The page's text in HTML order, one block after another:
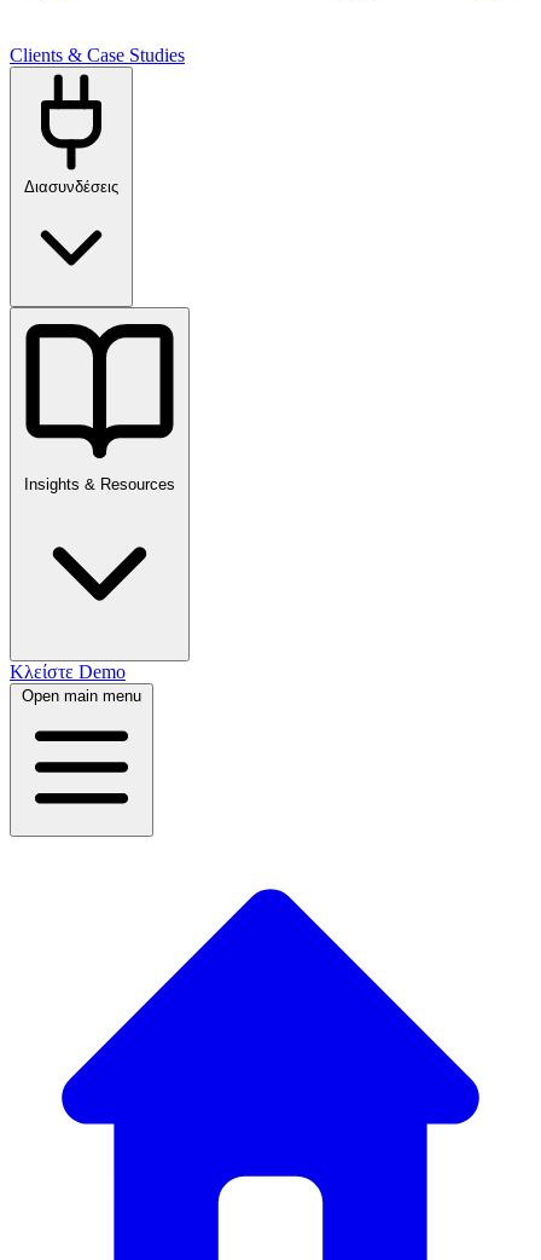
Clients & Case Studies
Διασυνδέσεις
Insights & Resources
Κλείστε Demo
Open main menu